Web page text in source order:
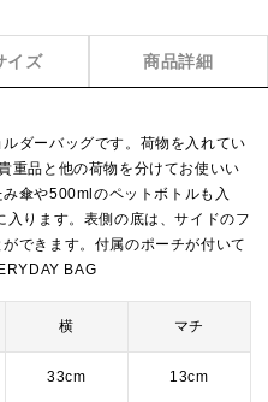
イズ 商品詳細
ダーバッグです。荷物を入れてい
重品と他の荷物を分けてお使いい
傘や500mlのペットボトルも入
ります。表側の底は、サイドのフ
できます。付属のポーチが付いて
BAG
横 マチ
33cm 13cm